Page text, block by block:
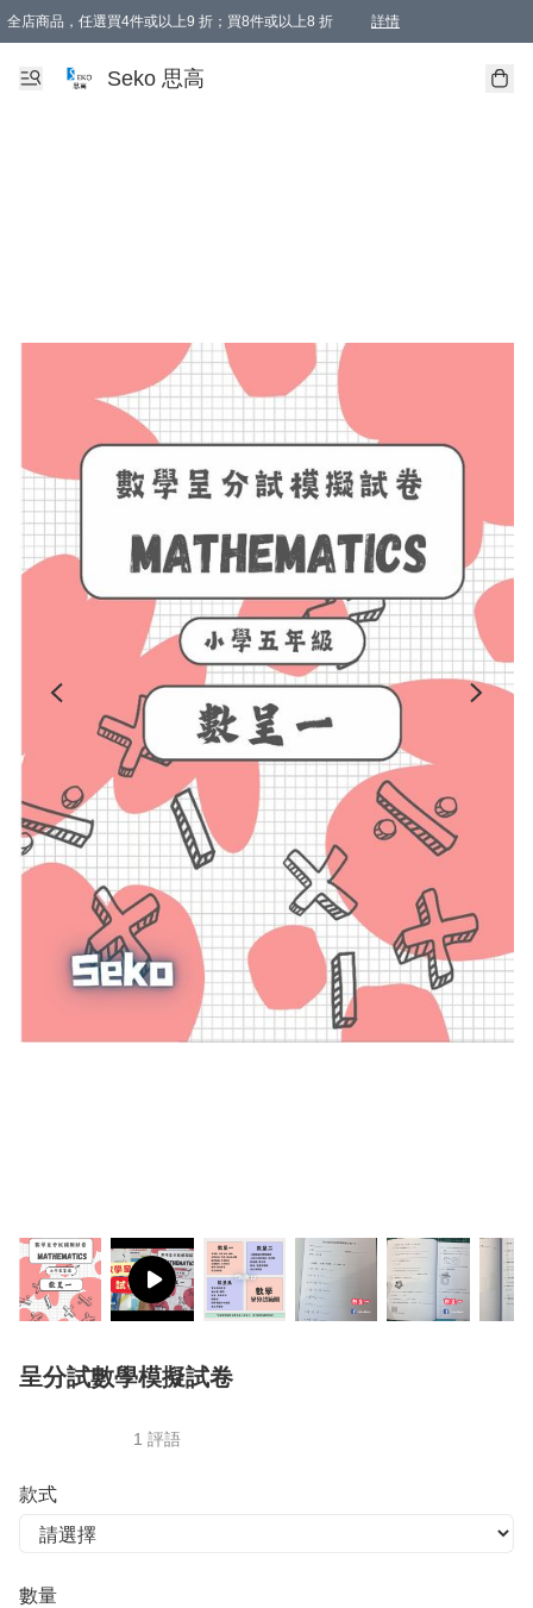
全店商品，任選買4件或以上9 折；買8件或以上8 折 詳情
新會員首次購物即享全單 95 折優惠！
購物滿198, 全單免運
Seko 思高
呈分試數學模擬試卷
1 評語
款式
數量